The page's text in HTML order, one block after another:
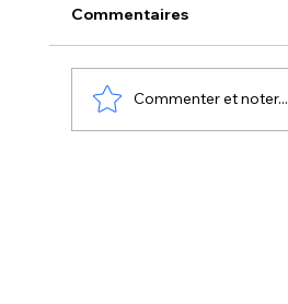
Commentaires
Commenter et noter...